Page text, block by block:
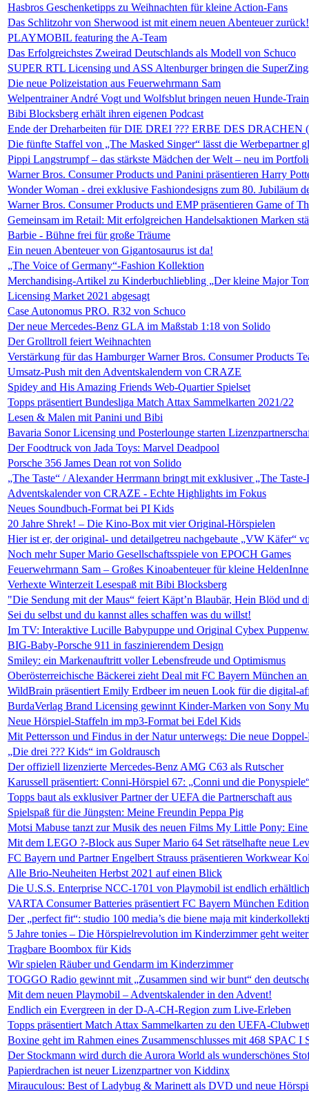
Hasbros Geschenketipps zu Weihnachten für kleine Action-Fans
Das Schlitzohr von Sherwood ist mit einem neuen Abenteuer zurück!
PLAYMOBIL featuring the A-Team
Das Erfolgreichstes Zweirad Deutschlands als Modell von Schuco
SUPER RTL Licensing und ASS Altenburger bringen die
Die neue Polizeistation aus Feuerwehrmann Sam
Welpentrainer André Vogt und Wolfsblut bringen neuen Hunde-
Bibi Blocksberg erhält ihren eigenen Podcast
Ende der Dreharbeiten für DIE DREI ??? ERBE DES DRACHEN
Die fünfte Staffel von „The Masked Singer“ lässt die Werbepartner
Pippi Langstrumpf – das stärkste Mädchen der Welt – neu im
Warner Bros. Consumer Products und Panini präsentieren Harry
Wonder Woman - drei exklusive Fashiondesigns zum 80. Jubiläum
Warner Bros. Consumer Products und EMP präsentieren Game of
Gemeinsam im Retail: Mit erfolgreichen Handelsaktionen Marken
Barbie - Bühne frei für große Träume
Ein neuen Abenteuer von Gigantosaurus ist da!
„The Voice of Germany“-Fashion Kollektion
Merchandising-Artikel zu Kinderbuchliebling „Der kleine Major
Licensing Market 2021 abgesagt
Case Autonomus PRO. R32 von Schuco
Der neue Mercedes-Benz GLA im Maßstab 1:18 von Solido
Der Grolltroll feiert Weihnachten
Verstärkung für das Hamburger Warner Bros. Consumer Products
Umsatz-Push mit den Adventskalendern von CRAZE
Spidey and His Amazing Friends Web-Quartier Spielset
Topps präsentiert Bundesliga Match Attax Sammelkarten 2021/22
Lesen & Malen mit Panini und Bibi
Bavaria Sonor Licensing und Posterlounge starten
Der Foodtruck von Jada Toys: Marvel Deadpool
Porsche 356 James Dean rot von Solido
„The Taste“ / Alexander Herrmann bringt mit exklusiver „The
Adventskalender von CRAZE - Echte Highlights im Fokus
Neues Soundbuch-Format bei PI Kids
20 Jahre Shrek! – Die Kino-Box mit vier Original-Hörspielen
Hier ist er, der original- und detailgetreu nachgebaute „VW Käfer“
Noch mehr Super Mario Gesellschaftsspiele von EPOCH Games
Feuerwehrmann Sam – Großes Kinoabenteuer für kleine
Verhexte Winterzeit Lesespaß mit Bibi Blocksberg
"Die Sendung mit der Maus“ feiert Käpt’n Blaubär, Hein Blöd und
Sei du selbst und du kannst alles schaffen was du willst!
Im TV: Interaktive Lucille Babypuppe und Original Cybex
BIG-Baby-Porsche 911 in faszinierendem Design
Smiley: ein Markenauftritt voller Lebensfreude und Optimismus
Oberösterreichische Bäckerei zieht Deal mit FC Bayern München
WildBrain präsentiert Emily Erdbeer im neuen Look für die digital-
BurdaVerlag Brand Licensing gewinnt Kinder-Marken von Sony
Neue Hörspiel-Staffeln im mp3-Format bei Edel Kids
Mit Pettersson und Findus in der Natur unterwegs: Die neue
„Die drei ??? Kids“ im Goldrausch
Der offiziell lizenzierte Mercedes-Benz AMG C63 als Rutscher
Karussell präsentiert: Conni-Hörspiel 67: „Conni und die
Topps baut als exklusiver Partner der UEFA die Partnerschaft aus
Spielspaß für die Jüngsten: Meine Freundin Peppa Pig
Motsi Mabuse tanzt zur Musik des neuen Films My Little Pony: Eine
Mit dem LEGO ?-Block aus Super Mario 64 Set rätselhafte neue
FC Bayern und Partner Engelbert Strauss präsentieren Workwear
Alle Brio-Neuheiten Herbst 2021 auf einen Blick
Die U.S.S. Enterprise NCC-1701 von Playmobil ist endlich erhältlich
VARTA Consumer Batteries präsentiert FC Bayern München Edition
Der „perfect fit“: studio 100 media’s die biene maja mit
5 Jahre tonies – Die Hörspielrevolution im Kinderzimmer geht
Tragbare Boombox für Kids
Wir spielen Räuber und Gendarm im Kinderzimmer
TOGGO Radio gewinnt mit „Zusammen sind wir bunt“ den
Mit dem neuen Playmobil – Adventskalender in den Advent!
Endlich ein Evergreen in der D-A-CH-Region zum Live-Erleben
Topps präsentiert Match Attax Sammelkarten zu den UEFA-
Boxine geht im Rahmen eines Zusammenschlusses mit 468 SPAC I
Der Stockmann wird durch die Aurora World als wunderschönes
Papierdrachen ist neuer Lizenzpartner von Kiddinx
Mirauculous: Best of Ladybug & Marinett als DVD und neue